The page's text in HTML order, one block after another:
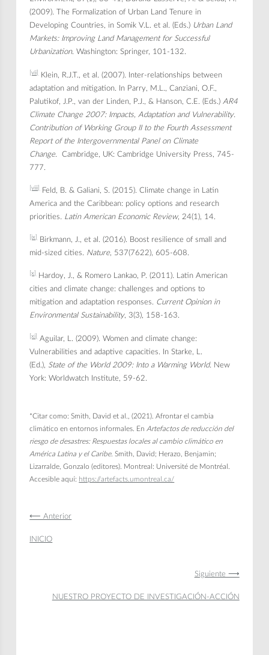
(2009). The Formalization of Urban Land Tenure in
Developing Countries, in Somik V.L. et al. (Eds.) Urban Land
Markets: Improving Land Management for Successful
Urbanization. Washington: Springer, 101-132.
[vii] Klein, R.J.T., et al. (2007). Inter-relationships between
adaptation and mitigation. In Parry, M.L., Canziani, O.F.,
Palutikof, J.P., van der Linden, P.J., & Hanson, C.E. (Eds.) AR4
Climate Change 2007: Impacts, Adaptation and Vulnerability.
Contribution of Working Group II to the Fourth Assessment
Report of the Intergovernmental Panel on Climate
Change. Cambridge, UK: Cambridge University Press, 745-
777.
[viii] Feld, B. & Galiani, S. (2015). Climate change in Latin
America and the Caribbean: policy options and research
priorities. Latin American Economic Review, 24(1), 14.
[ix] Birkmann, J., et al. (2016). Boost resilience of small and
mid-sized cities. Nature, 537(7622), 605-608.
[x] Hardoy, J., & Romero Lankao, P. (2011). Latin American
cities and climate change: challenges and options to
mitigation and adaptation responses. Current Opinion in
Environmental Sustainability, 3(3), 158-163.
[xi] Aguilar, L. (2009). Women and climate change:
Vulnerabilities and adaptive capacities. In Starke, L.
(Ed.), State of the World 2009: Into a Warming World. New
York: Worldwatch Institute, 59-62.
*Citar como: Smith, David et al., (2021). Afrontar el cambia
climático en entornos informales. En Artefactos de reducción del
riesgo de desastres: Respuestas locales al cambio climático en
América Latina y el Caribe. Smith, David; Herazo, Benjamin;
Lizarralde, Gonzalo (editores). Montreal: Université de Montréal.
Accesible aquí: https://artefacts.umontreal.ca/
⟵ Anterior
INICIO
Siguiente ⟶
NUESTRO PROYECTO DE INVESTIGACIÓN-ACCIÓN